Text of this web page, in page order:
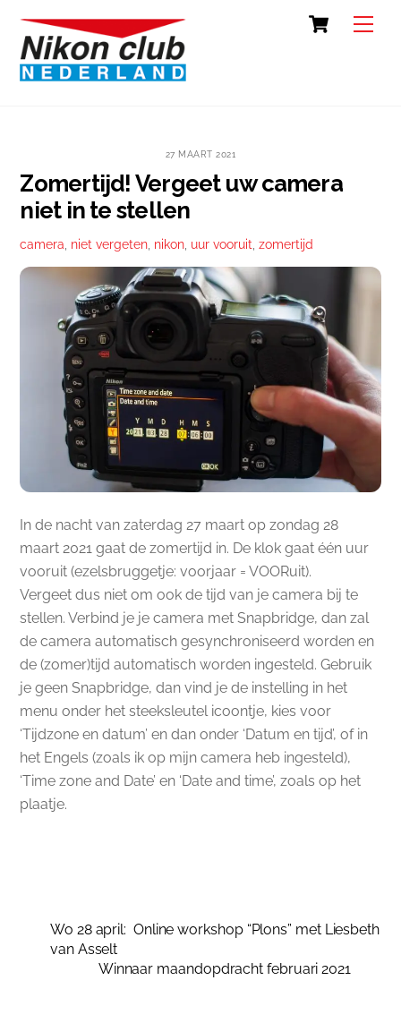
content
Cart
27 MAART 2021
Zomertijd! Vergeet uw camera
niet in te stellen
camera niet vergeten nikon uur vooruit ,zomertijd
In de nacht van zaterdag 27 maart op zondag 28
maart 2021 gaat de zomertijd in. De klok gaat één uur
vooruit (ezelsbruggetje: voorjaar = VOORuit).
Vergeet dus niet om ook de tijd van je camera bij te
stellen. Verbind je je camera met Snapbridge, dan zal
de camera automatisch gesynchroniseerd worden en
de (zomer)tijd automatisch worden ingesteld. Gebruik
je geen Snapbridge, dan vind je de instelling in het
menu onder het steeksleutel icoontje, kies voor
‘Tijdzone en datum’ en dan onder ‘Datum en tijd’, of in
het Engels (zoals ik op mijn camera heb ingesteld),
‘Time zone and Date’ en ‘Date and time’, zoals op het
plaatje.
Wo 28 april: Online workshop “Plons” met Liesbeth
van Asselt
Winnaar maandopdracht februari 2021